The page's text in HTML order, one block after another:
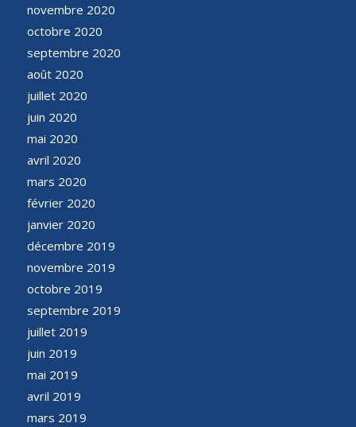
novembre 2020
octobre 2020
septembre 2020
août 2020
juillet 2020
juin 2020
mai 2020
avril 2020
mars 2020
février 2020
janvier 2020
décembre 2019
novembre 2019
octobre 2019
septembre 2019
juillet 2019
juin 2019
mai 2019
avril 2019
mars 2019